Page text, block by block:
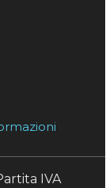
IVA